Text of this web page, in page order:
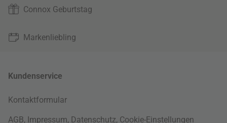
Connox Geburtstag
Markenliebling
Kundenservice
Kontaktformular
AGB, Impressum, Datenschutz, Cookie-Einstellungen